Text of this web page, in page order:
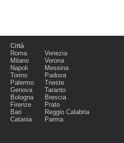
Città
Roma
Milano
Napoli
Torino
Palermo
Genova
Bologna
Firenze
Bari
Catania
Venezia
Verona
Messina
Padova
Trieste
Taranto
Brescia
Prato
Reggio Calabria
Parma